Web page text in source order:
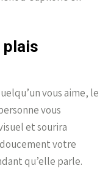
plais
vous aime, le
vous
et sourira
votre
qu’elle parle.